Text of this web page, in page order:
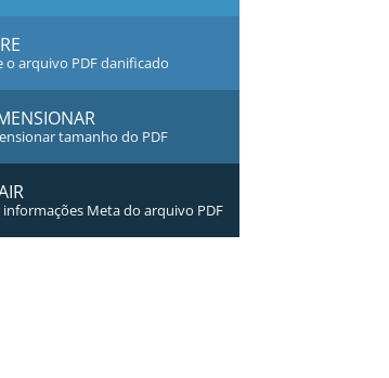
o arquivo PDF danificado
tamanho do PDF
informações Meta do arquivo PDF